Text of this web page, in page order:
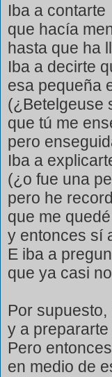
Iba a contarte
que hacía
hasta que ha
Iba a decirte
esa pequeña
(¿Betelgeuse
que tú me
pero
Iba a
(¿o fue una
pero he
que me
y entonces sí
E iba a
que ya casi
Por
y a
Pero
en medio de